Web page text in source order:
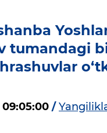
tumandagi
09:05:00 /